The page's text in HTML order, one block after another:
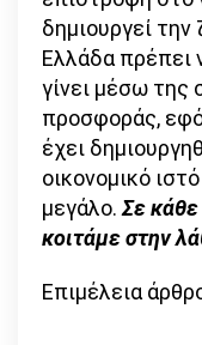
δημιουργεί την
Ελλάδα πρέπει
γίνει μέσω της
προσφοράς,
έχει
οικονομικό
μεγάλο.Σε
κοιτάμε στην
Επιμέλεια